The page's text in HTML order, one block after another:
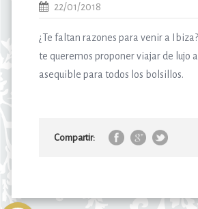
22/01/2018
¿Te faltan razones para venir a
te queremos proponer viajar de lujo
asequible para todos los bolsillos.
Compartir: